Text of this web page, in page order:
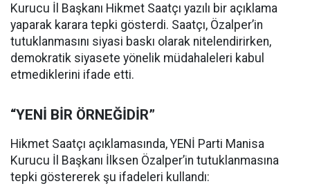
Kurucu İl Başkanı Hikmet Saatçı yazılı bir açıklama
yaparak karara tepki gösterdi. Saatçı, Özalper’in
tutuklanmasını siyasi baskı olarak nitelendirirken,
demokratik siyasete yönelik müdahaleleri kabul
etmediklerini ifade etti.
“YENİ BİR ÖRNEĞİDİR”
Hikmet Saatçı açıklamasında, YENİ Parti Manisa
Kurucu İl Başkanı İlksen Özalper’in tutuklanmasına
tepki göstererek şu ifadeleri kullandı: